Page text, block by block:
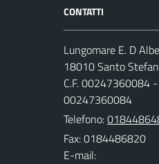
CONTATTI
Lungomare E. D
18010 Santo
C.F. 00247360084 -
00247360084
Telefono:
Fax: 0184486820
E-mail: